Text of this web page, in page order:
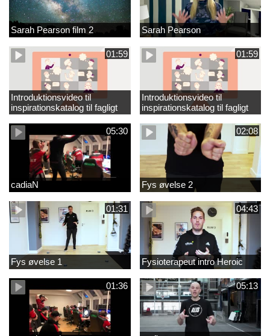
Sarah Pearson film 2 Sarah Pearson
01:59
Introduktionsvideo til
inspirationskatalog til fagligt
løft_tilrettet
01:59
Introduktionsvideo til
inspirationskatalog til fagligt
løft
05:30
cadiaN
02:08
Fys øvelse 2
01:31
Fys øvelse 1
04:43
Fysioterapeut intro Heroic
01:36 05:13